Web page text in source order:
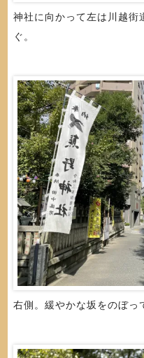
神社に向かって左は川越街
ぐ。
右側。緩やかな坂をのぼっ